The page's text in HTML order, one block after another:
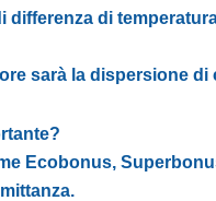
differenza di
sarà la dispersione
Ecobonus,